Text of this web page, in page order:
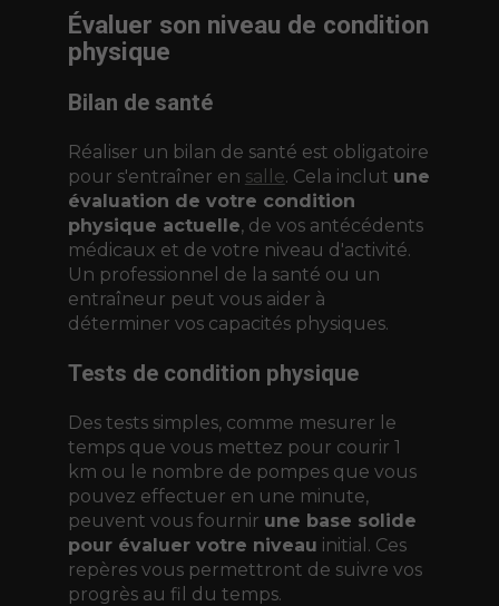
Évaluer son niveau de condition
physique
Bilan de santé
Réaliser un bilan de santé est obligatoire
pour s'entraîner en salle. Cela inclut une
évaluation de votre condition
physique actuelle, de vos antécédents
médicaux et de votre niveau d'activité.
Un professionnel de la santé ou un
entraîneur peut vous aider à
déterminer vos capacités physiques.
Tests de condition physique
Des tests simples, comme mesurer le
temps que vous mettez pour courir 1
km ou le nombre de pompes que vous
pouvez effectuer en une minute,
peuvent vous fournir une base solide
pour évaluer votre niveau initial. Ces
repères vous permettront de suivre vos
progrès au fil du temps.